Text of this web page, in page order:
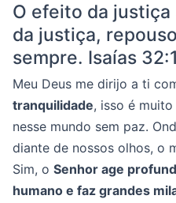
O efeito da
da justiça,
sempre. Isaías
Meu Deus me dirijo a ti
tranquilidade, isso é
nesse mundo sem paz.
diante de nossos olhos, o
Sim, o Senhor age
humano e faz grandes